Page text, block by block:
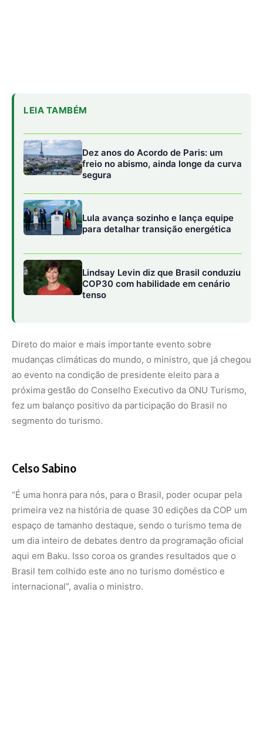
LEIA TAMBÉM
Dez anos do Acordo de Paris: um
freio no abismo, ainda longe da curva
segura
Lula avança sozinho e lança equipe
para detalhar transição energética
Lindsay Levin diz que Brasil conduziu
COP30 com habilidade em cenário
tenso
Direto do maior e mais importante evento sobre
mudanças climáticas do mundo, o ministro, que já chegou
ao evento na condição de presidente eleito para a
próxima gestão do Conselho Executivo da ONU Turismo,
fez um balanço positivo da participação do Brasil no
segmento do turismo.
Celso Sabino
“É uma honra para nós, para o Brasil, poder ocupar pela
primeira vez na história de quase 30 edições da COP um
espaço de tamanho destaque, sendo o turismo tema de
um dia inteiro de debates dentro da programação oficial
aqui em Baku. Isso coroa os grandes resultados que o
Brasil tem colhido este ano no turismo doméstico e
internacional”, avalia o ministro.